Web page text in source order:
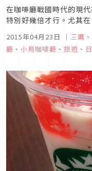
在咖啡廳戰國時代的現
特別好幾倍才行。尤其
咪已經習以為常，不足
雙眼，尖尖的嘴喙，輕
在如此競爭的環境中，
2015年04月23日 ｜ 三鷹 、
廳 、 小鳥咖啡廳 、 旅遊 、